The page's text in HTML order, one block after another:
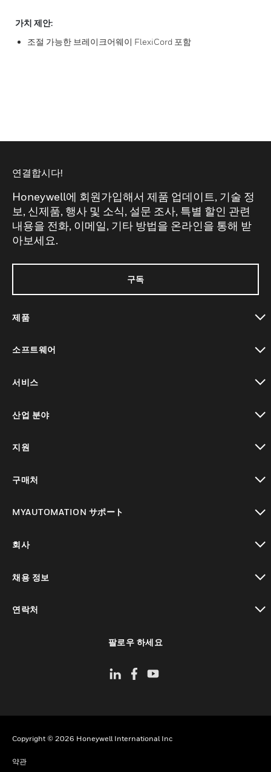
가치 제안:
조절 가능한 브레이크어웨이 FlexiCord 포함
연결합시다!
Honeywell에 회원가입해서 제품 업데이트, 기술 정
보, 신제품, 행사 및 소식, 설문 조사, 특별 할인 관련
내용을 전화, 이메일, 기타 방법을 온라인을 통해 받
아보세요.
구독
제품
소프트웨어
서비스
산업 분야
지원
구매처
MYAUTOMATION サポート
회사
채용 정보
연락처
팔로우 하세요
Copyright © 2026 Honeywell International Inc
약관